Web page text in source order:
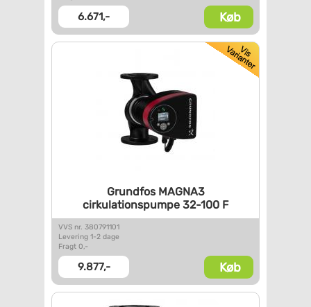
6.671,- Køb
Grundfos MAGNA3
cirkulationspumpe 32-100 F
VVS nr. 380791101
Levering 1-2 dage
Fragt 0,-
9.877,- Køb